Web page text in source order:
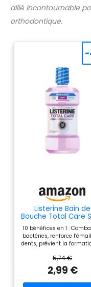
allié incontournable
orthodontique.
Listerine Bain de
Bouche Total Care
Alcool Goût Léger
ml
10 bénéfices en 1 :
bactéries, renforce
dents, prévient la
caries, réduit la plaque,
entre les gencives,
l’haleine, garde les dents
blanches, agit entre les
et protège contre la
5,74 €
2,99 €
-